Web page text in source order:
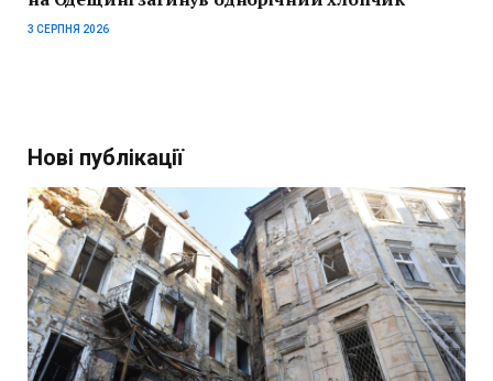
3 СЕРПНЯ 2026
Нові публікації